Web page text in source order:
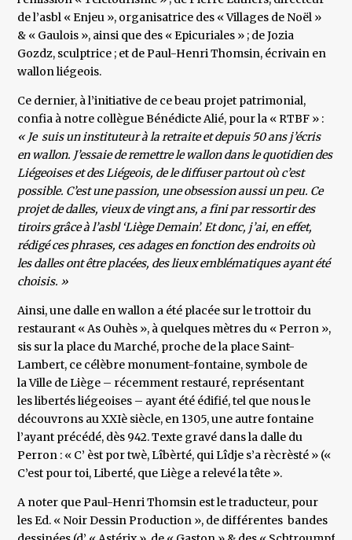
de l’asbl « Enjeu », organisatrice des « Villages de Noël »
& « Gaulois », ainsi que des « Epicuriales » ; de Jozia
Gozdz, sculptrice ; et de Paul-­Henri Thomsin, écrivain en
wallon liégeois.
Ce dernier, à l’initiative de ce beau projet patrimonial,
confia à notre collègue Bénédicte Alié, pour la « RTBF » :
« Je suis un instituteur à la retraite et depuis 50 ans j’écris
en wallon. J’essaie de remettre le wallon dans le quotidien des
Liégeoises et des Liégeois, de le diffuser partout où c’est
possible. C’est une passion, une obsession aussi un peu. Ce
projet de dalles, vieux de vingt ans, a fini par ressortir des
tiroirs grâce à l’asbl ‘Liège Demain’. Et donc, j’ai, en effet,
rédigé ces phrases, ces adages en fonction des endroits où
les dalles ont être placées, des lieux emblématiques ayant été
choisis. »
Ainsi, une dalle en wallon a été placée sur le trottoir du
restaurant « As Ouhès », à quelques mètres du « Perron »,
sis sur la place du Marché, proche de la place Saint-
Lambert, ce célèbre monument-fontaine, symbole de
la Ville de Liège – récemment restauré, représentant
les libertés liégeoises – ayant été édifié, tel que nous le
découvrons au XXIè siècle, en 1305, une autre fontaine
l’ayant précédé, dès 942. Texte gravé dans la dalle du
Perron : « C’ èst por twè, Lîbèrté, qui Lîdje s’a rècrèsté » («
C’est pour toi, Liberté, que Liège a relevé la tête ».
A noter que Paul-­Henri Thomsin est le traducteur, pour
les Ed. « Noir Dessin Production », de différentes bandes